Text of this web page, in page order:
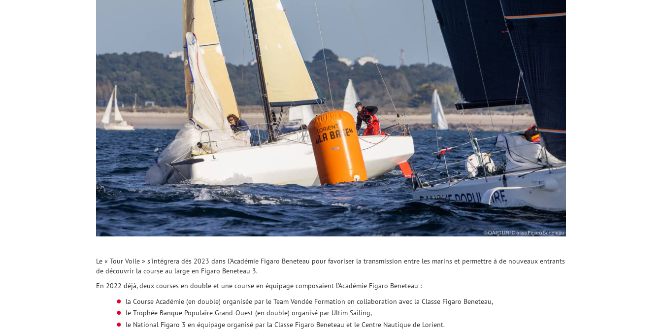
Le « Tour Voile » s'intégrera dès 2023 dans l’Académie Figaro Beneteau pour favoriser la transmission entre les marins et permettre à de nouveaux entrants
de découvrir la course au large en Figaro Beneteau 3.
En 2022 déjà, deux courses en double et une course en équipage composaient l’Académie Figaro Beneteau :
la Course Académie (en double) organisée par le Team Vendée Formation en collaboration avec la Classe Figaro Beneteau,
le Trophée Banque Populaire Grand-Ouest (en double) organisé par Ultim Sailing,
le National Figaro 3 en équipage organisé par la Classe Figaro Beneteau et le Centre Nautique de Lorient.